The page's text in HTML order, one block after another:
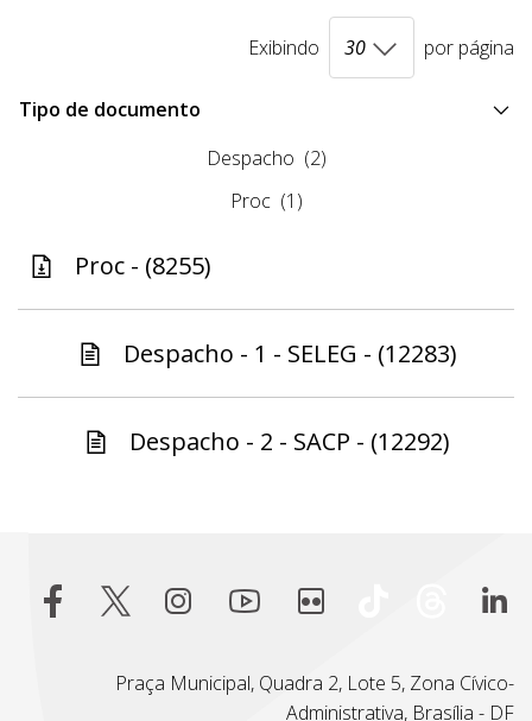
Exibindo por página
Tipo de documento
Despacho (2)
Proc (1)
Proc - (8255)
Despacho - 1 - SELEG - (12283)
Despacho - 2 - SACP - (12292)
Praça Municipal, Quadra 2, Lote 5, Zona Cívico-
Administrativa, Brasília - DF